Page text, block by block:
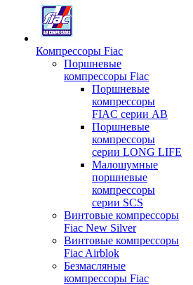
Компрессоры Fiac
Поршневые
компрессоры Fiac
Поршневые
компрессоры
FIAC серии AB
Поршневые
компрессоры
серии LONG LIFE
Малошумные
поршневые
компрессоры
серии SCS
Винтовые компрессоры
Fiac New Silver
Винтовые компрессоры
Fiac Airblok
Безмасляные
компрессоры Fiac